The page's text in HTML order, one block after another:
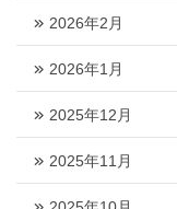
2026年2月
2026年1月
2025年12月
2025年11月